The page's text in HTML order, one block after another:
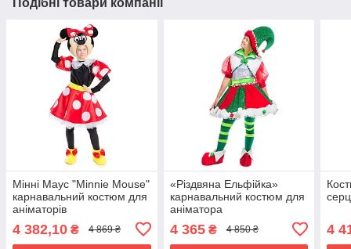
Подібні товари компанії
Мінні Маус "Minnie Mouse"
карнавальний костюм для
аніматорів
4 382,10 ₴ 4 869 ₴
«Різдвяна Ельфійка»
карнавальний костюм для
аніматора
4 365₴ 4 850 ₴ 4